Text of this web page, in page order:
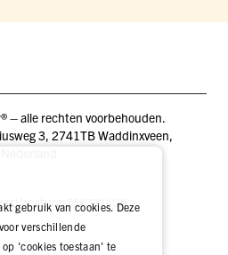
– alle rechten voorbehouden.
3, 2741TB Waddinxveen,
VacaturesDEALER LOGIN
gebruik van cookies. Deze
verschillende
'cookies toestaan' te